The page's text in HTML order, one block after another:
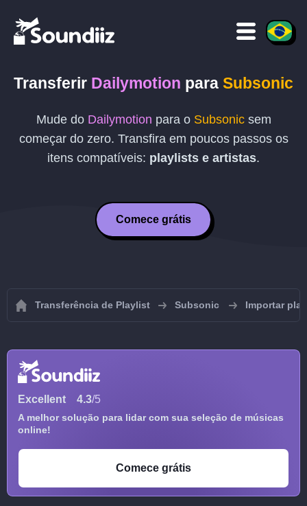
Transferir Dailymotion para Subsonic
Mude do Dailymotion para o Subsonicsem
começar do zero. Transfira em poucos passos os
itens compatíveis: playlists e artistas.
Comece grátis
Transferência de Playlist Subsonic Importar
Excellent 4.3/5
A melhor solução para lidar com sua seleção de músicas
online!
Comece grátis